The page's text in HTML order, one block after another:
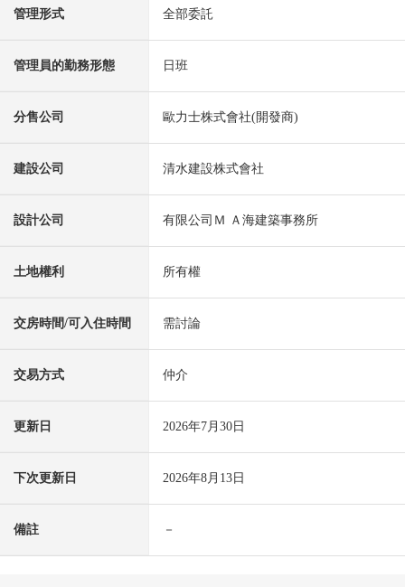
管理形式 全部委託
管理員的勤務形態 日班
分售公司 歐力士株式會社(開發商)
建設公司 清水建設株式會社
設計公司 有限公司Ｍ Ａ海建築事務所
土地權利 所有權
交房時間/可入住時間 需討論
交易方式 仲介
更新日 2026年7月30日
下次更新日 2026年8月13日
備註 －